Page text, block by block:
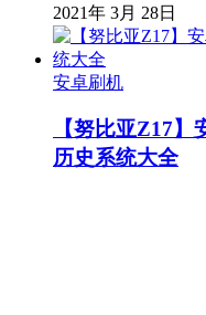
2021年 3月 28日
安卓刷机
【努比亚Z17
历史系统大全